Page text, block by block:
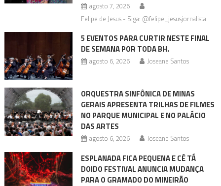
agosto 7, 2026
Felipe de Jesus - Siga: @felipe_jesusjornalista
5 EVENTOS PARA CURTIR NESTE FINAL
DE SEMANA POR TODA BH.
agosto 6, 2026 Joseane Santos
ORQUESTRA SINFÔNICA DE MINAS
GERAIS APRESENTA TRILHAS DE FILMES
NO PARQUE MUNICIPAL E NO PALÁCIO
DAS ARTES
agosto 6, 2026 Joseane Santos
ESPLANADA FICA PEQUENA E CÊ TÁ
DOIDO FESTIVAL ANUNCIA MUDANÇA
PARA O GRAMADO DO MINEIRÃO